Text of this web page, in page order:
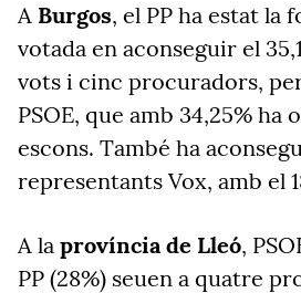
A Burgos, el PP ha estat la
votada en aconseguir el
vots i cinc procuradors,
PSOE, que amb 34,25%
escons. També ha
representants Vox, amb el
A la província de Lleó,
PP (28%) seuen a quatre